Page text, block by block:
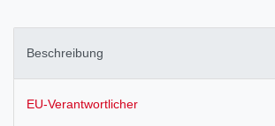
Beschreibung
EU-Verantwortlicher